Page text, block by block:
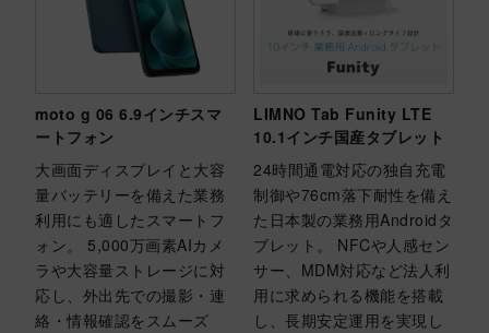
moto g 06 6.9インチスマ
ートフォン
大画面ディスプレイと大容
量バッテリーを備えた業務
利用にも適したスマートフ
ォン。 5,000万画素AIカメ
ラや大容量ストレージに対
応し、外出先での撮影・連
絡・情報確認をスムーズ
LIMNO Tab Funity LTE
10.1インチ国産タブレット
24時間通電対応の独自充電
制御や76cm落下耐性を備え
た日本製の業務用Androidタ
ブレット。 NFCや人感セン
サー、MDM対応など法人利
用に求められる機能を搭載
し、長期安定運用を実現し